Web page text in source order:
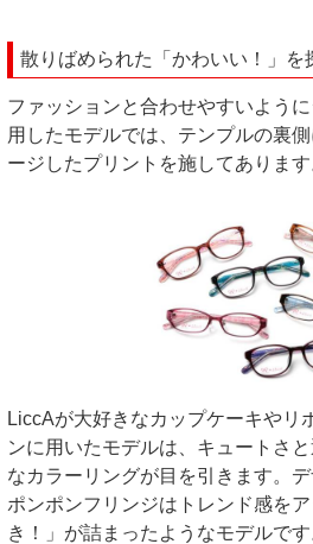
散りばめられた「かわいい！」を
ファッションと合わせやすいよう
用したモデルでは、テンプルの裏
ージしたプリントを施してあります
LiccAが大好きなカップケーキやリ
ンに用いたモデルは、キュートさ
なカラーリングが目を引きます。
ポンポンフリンジはトレンド感を
き！」が詰まったようなモデルです